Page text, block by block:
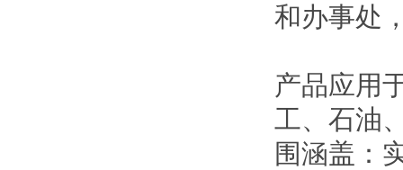
和办事处
产品应用
工、石油
围涵盖：